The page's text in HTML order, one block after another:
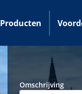
Producten
Omschrijving